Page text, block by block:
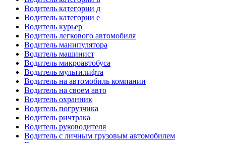
Водитель категории д
Водитель категории е
Водитель курьер
Водитель легкового автомобиля
Водитель манипулятора
Водитель машинист
Водитель микроавтобуса
Водитель мультилифта
Водитель на автомобиль компании
Водитель на своем авто
Водитель охранник
Водитель погрузчика
Водитель ричтрака
Водитель руководителя
Водитель с личным грузовым автомобилем